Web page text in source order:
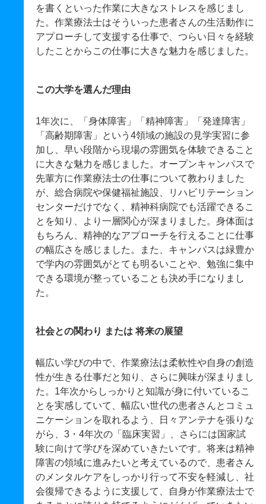
を書くといった作業に大きなストレスを感じまし
た。作業療法士はそういった患者さんの生活動作に
アプローチして支援する仕事で、つらい日々を経験
したことからこの仕事に大きな魅力を感じました。
この大学を選んだ理由
1年次に、「身体障害」「精神障害」「発達障害」
「高齢期障害」という4領域の施設の見学実習に参
加し、早い段階から現場の雰囲気を体験できること
に大きな魅力を感じました。オープンキャンパスで
先輩方に作業療法士の仕事について教わりました
が、総合病院や保健福祉施設、リハビリテーション
センターだけでなく、精神科病院でも活躍できるこ
とを知り、より一層関心が深まりました。身体面は
もちろん、精神的なアプローチを行えることに仕事
の幅広さを感じました。また、キャンパスは緑豊か
で学内の雰囲気がとても明るいことや、勉強に集中
できる環境が整っていることも決め手になりまし
た。
社会との関わり または 将来の展望
幅広い学びの中で、作業療法は柔軟性や自身の創造
性が生きる仕事だと知り、さらに興味が深まりまし
た。1年次からしっかりと知識が身に付いているこ
とを実感していて、幅広い世代の患者さんとコミュ
ニケーションを取れるよう、日々アンテナを張りな
がら、3・4年次の「臨床実習」、さらには国家試
験に向けて学びを深めていきたいです。将来は精神
障害の領域に進みたいと考えているので、患者さん
のメンタルケアをしっかり行って不安を軽減し、社
会復帰できるように支援して、自身が作業療法士で